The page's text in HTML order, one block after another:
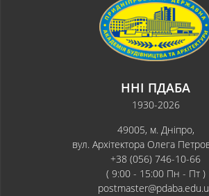
ННІ ПДАБА
1930-2026
49005, м. Дніпро,
вул. Архітектора Олега
+38 (056) 746-10-66
( 9:00 - 15:00 Пн - Пт )